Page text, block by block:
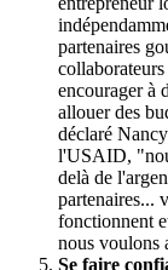
partenaires
encourager à
allouer des
déclaré
l'USAID,
delà de
partenaires...
fonctionnent
nous voulons
Se faire